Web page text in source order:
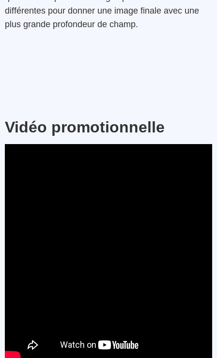
différentes pour donner une image finale avec une
plus grande profondeur de champ.
Vidéo promotionnelle